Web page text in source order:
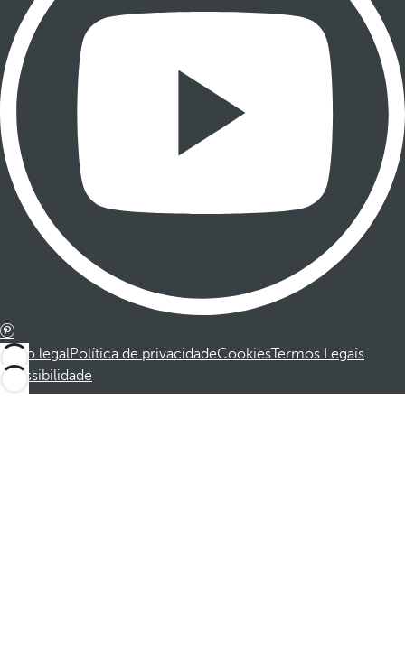
Aviso legalPolítica de privacidadeCookiesTermos Legais
Acessibilidade